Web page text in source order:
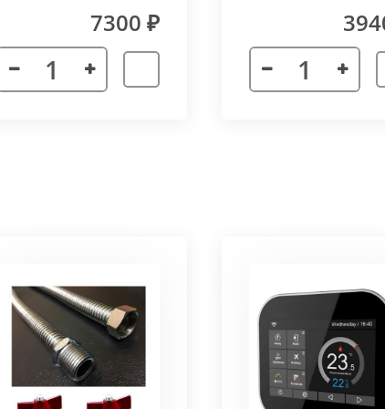
Придает прибору завершенности и помогает
увеличивает жесткость короба.
мм поставляется отдельными частями.
соединение.
прибор позволяет создать идеальный
влажных помещений. Корпус конвектора
7300 ₽